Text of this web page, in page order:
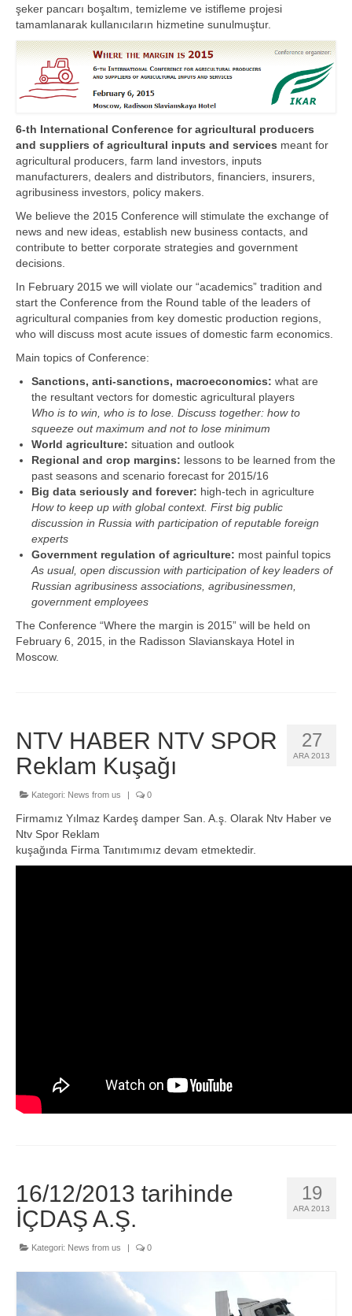
şeker pancarı boşaltım, temizleme ve istifleme projesi
tamamlanarak kullanıcıların hizmetine sunulmuştur.
6-th International Conference for agricultural producers
and suppliers of agricultural inputs and services meant for
agricultural producers, farm land investors, inputs
manufacturers, dealers and distributors, financiers, insurers,
agribusiness investors, policy makers.
We believe the 2015 Conference will stimulate the exchange of
news and new ideas, establish new business contacts, and
contribute to better corporate strategies and government
decisions.
In February 2015 we will violate our “academics” tradition and
start the Conference from the Round table of the leaders of
agricultural companies from key domestic production regions,
who will discuss most acute issues of domestic farm economics.
Main topics of Conference:
Sanctions, anti-sanctions, macroeconomics: what are
the resultant vectors for domestic agricultural players
Who is to win, who is to lose. Discuss together: how to
squeeze out maximum and not to lose minimum
World agriculture: situation and outlook
Regional and crop margins: lessons to be learned from the
past seasons and scenario forecast for 2015/16
Big data seriously and forever: high-tech in agriculture
How to keep up with global context. First big public
discussion in Russia with participation of reputable foreign
experts
Government regulation of agriculture: most painful topics
As usual, open discussion with participation of key leaders of
Russian agribusiness associations, agribusinessmen,
government employees
The Conference “Where the margin is 2015” will be held on
February 6, 2015, in the Radisson Slavianskaya Hotel in
Moscow.
27
ARA 2013
NTV HABER NTV SPOR
Reklam Kuşağı
Kategori: News from us 0
Firmamız Yılmaz Kardeş damper San. A.ş. Olarak Ntv Haber ve
Ntv Spor Reklam
kuşağında Firma Tanıtımımız devam etmektedir.
19
ARA 2013
16/12/2013 tarihinde
İÇDAŞ A.Ş.
Kategori: News from us 0